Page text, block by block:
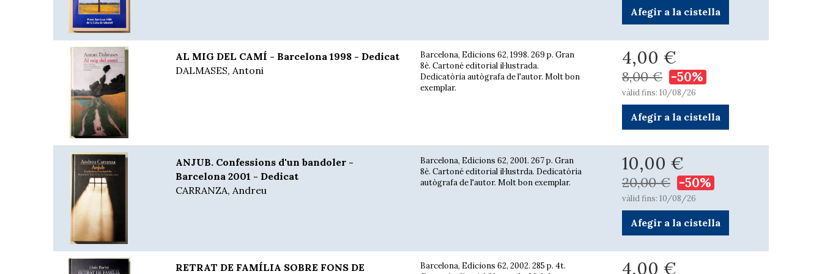
Afegir a la cistella
AL MIG DEL CAMÍ - Barcelona 1998 - Dedicat
DALMASES, Antoni
Barcelona, Edicions 62, 1998. 269 p. Gran
8è. Cartoné editorial il·lustrada.
Dedicatòria autògrafa de l'autor. Molt bon
exemplar.
4,00 €
8,00 € -50%
vàlid fins: 10/08/26
Afegir a la cistella
ANJUB. Confessions d'un bandoler -
Barcelona 2001 - Dedicat
CARRANZA, Andreu
Barcelona, Edicions 62, 2001. 267 p. Gran
8è. Cartoné editorial il·lustrda. Dedicatòria
autògrafa de l'autor. Molt bon exemplar.
10,00 €
20,00 € -50%
vàlid fins: 10/08/26
Afegir a la cistella
RETRAT DE FAMÍLIA SOBRE FONS DE
Barcelona, Edicions 62, 2002. 285 p. 4t.
4,00 €